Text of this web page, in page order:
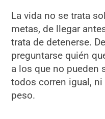
La vida no se trata
metas, de llegar
trata de detenerse.
preguntarse quién
a los que no pueden
todos corren igual,
peso.